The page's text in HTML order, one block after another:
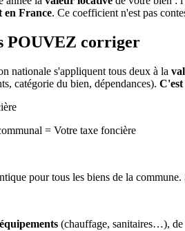
en France. Ce coefficient n'est pas
POUVEZ corriger
nationale s'appliquent tous deux à la
catégorie du bien, dépendances). C'est
= Votre taxe foncière
pour tous les biens de la commune.
équipements (chauffage, sanitaires…), de